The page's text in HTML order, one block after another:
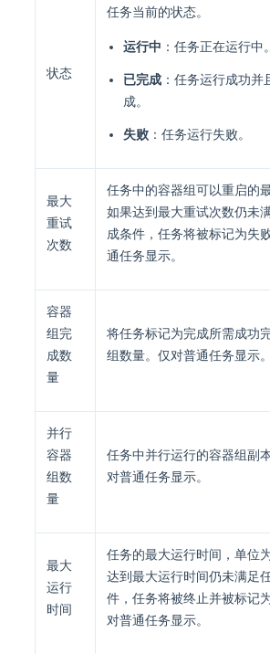
状态
任务当前的状态。
运行中 ：任务正在运行中。
已完成 ：任务运行成功并
成。
失败 ：任务运行失败。
最大
重试
次数
任务中的容器组可以重启的
如果达到最大重试次数仍未
成条件，任务将被标记为失
通任务显示。
容器
组完
成数
量
将任务标记为完成所需成功
组数量。仅对普通任务显示。
并行
容器
组数
量
任务中并行运行的容器组副
对普通任务显示。
最大
运行
时间
任务的最大运行时间，单位
达到最大运行时间仍未满足
件，任务将被终止并被标记
对普通任务显示。